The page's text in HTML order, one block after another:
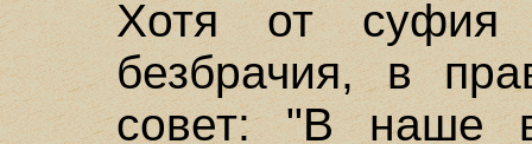
Хотя от суфия
безбрачия, в
совет: "В наше